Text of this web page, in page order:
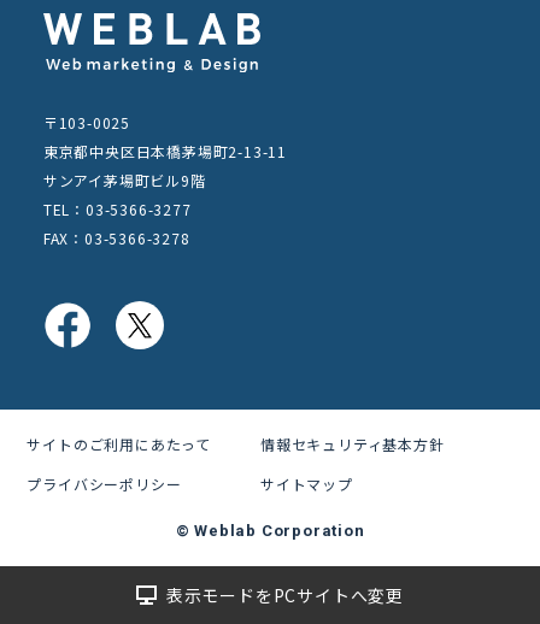
〒103-0025
東京都中央区日本橋茅場町2-13-11
サンアイ茅場町ビル9階
TEL：03-5366-3277
FAX：03-5366-3278
サイトのご利用にあたって
情報セキュリティ基本方針
プライバシーポリシー
サイトマップ
© Weblab Corporation
表示モードをPCサイトへ変更